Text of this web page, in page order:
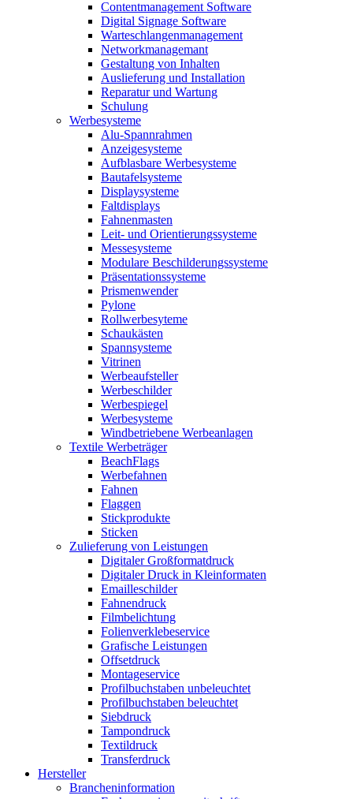
Contentmanagement Software
Digital Signage Software
Warteschlangenmanagement
Networkmanagemant
Gestaltung von Inhalten
Auslieferung und Installation
Reparatur und Wartung
Schulung
Werbesysteme
Alu-Spannrahmen
Anzeigesysteme
Aufblasbare Werbesysteme
Bautafelsysteme
Displaysysteme
Faltdisplays
Fahnenmasten
Leit- und Orientierungssysteme
Messesysteme
Modulare Beschilderungssysteme
Präsentationssysteme
Prismenwender
Pylone
Rollwerbesyteme
Schaukästen
Spannsysteme
Vitrinen
Werbeaufsteller
Werbeschilder
Werbespiegel
Werbesysteme
Windbetriebene Werbeanlagen
Textile Werbeträger
BeachFlags
Werbefahnen
Fahnen
Flaggen
Stickprodukte
Sticken
Zulieferung von Leistungen
Digitaler Großformatdruck
Digitaler Druck in Kleinformaten
Emailleschilder
Fahnendruck
Filmbelichtung
Folienverklebeservice
Grafische Leistungen
Offsetdruck
Montageservice
Profilbuchstaben unbeleuchtet
Profilbuchstaben beleuchtet
Siebdruck
Tampondruck
Textildruck
Transferdruck
Hersteller
Brancheninformation